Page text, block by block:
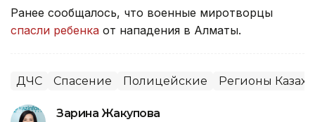
Ранее сообщалось, что военные миротворцы
спасли ребенка от нападения в Алматы.
ДЧС Спасение Полицейские Регионы
Зарина Жакупова